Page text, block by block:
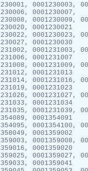
0001230003,
0001230007,
0001230009,
0001230021
0001230023,
0001230030
0001231003,
0001231007
0001231009,
0001231013
0001231016,
0001231023
0001231027,
0001231034
0001231039,
0001354091
0001354100,
0001359002
0001359008,
0001359020
0001359027,
0001359041